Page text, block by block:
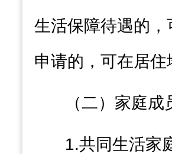
生活保障待遇的，
申请的，可在居住
（二）家庭成
1.共同生活家